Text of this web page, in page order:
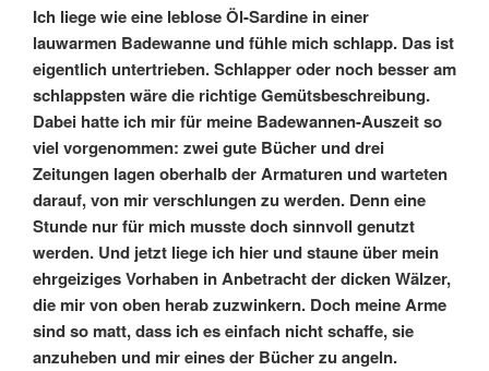
Ich liege wie eine leblose Öl-Sardine in einer
lauwarmen Badewanne und fühle mich schlapp. Das ist
eigentlich untertrieben. Schlapper oder noch besser am
schlappsten wäre die richtige Gemütsbeschreibung.
Dabei hatte ich mir für meine Badewannen-Auszeit so
viel vorgenommen: zwei gute Bücher und drei
Zeitungen lagen oberhalb der Armaturen und warteten
darauf, von mir verschlungen zu werden. Denn eine
Stunde nur für mich musste doch sinnvoll genutzt
werden. Und jetzt liege ich hier und staune über mein
ehrgeiziges Vorhaben in Anbetracht der dicken Wälzer,
die mir von oben herab zuzwinkern. Doch meine Arme
sind so matt, dass ich es einfach nicht schaffe, sie
anzuheben und mir eines der Bücher zu angeln.